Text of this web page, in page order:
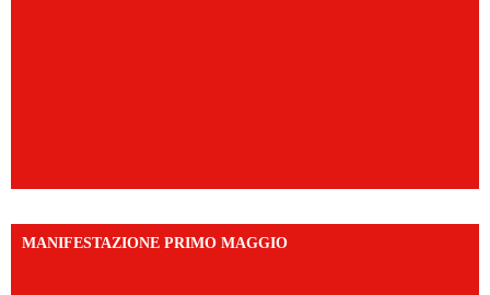
MANIFESTAZIONE PRIMO MAGGIO